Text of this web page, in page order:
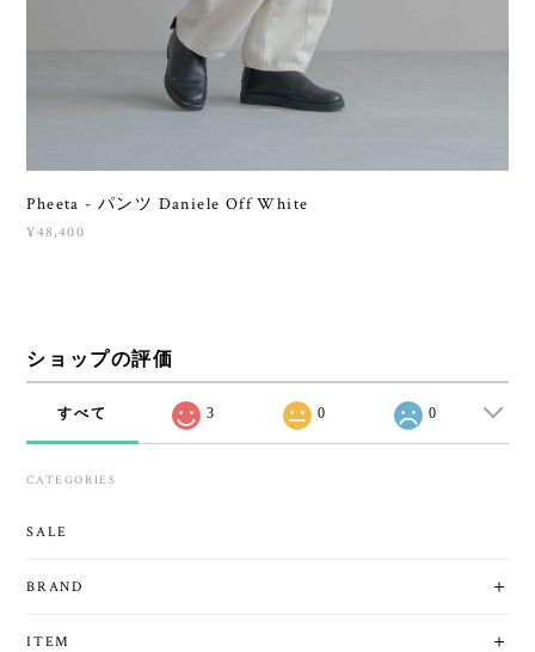
Pheeta - パンツ Daniele Off White
¥48,400
ショップの評価
すべて 3 0 0
CATEGORIES
SALE
BRAND
ITEM